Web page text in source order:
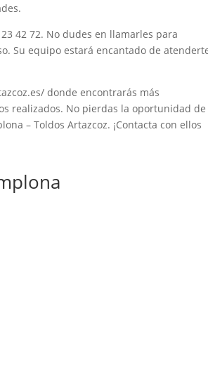
42 72. No dudes en llamarles para
Su equipo estará encantado de
donde encontrarás más
realizados. No pierdas la oportunidad de
– Toldos Artazcoz. ¡Contacta con ellos